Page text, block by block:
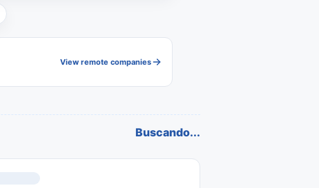
View remote companies
Buscando...